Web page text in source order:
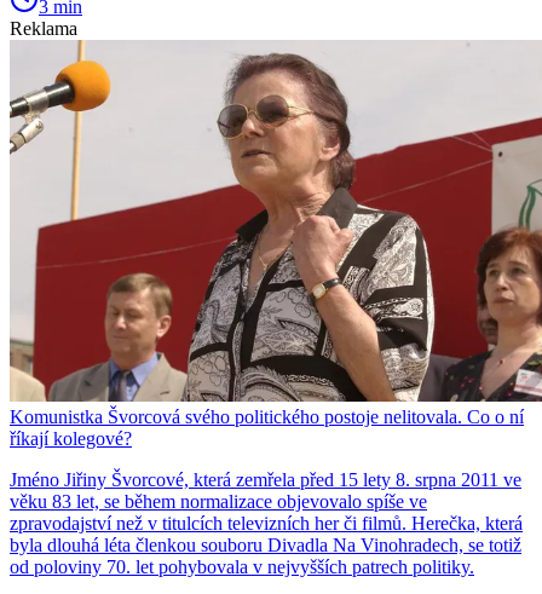
3 min
Reklama
Komunistka Švorcová svého politického postoje nelitovala. Co o ní
říkají kolegové?
Jméno Jiřiny Švorcové, která zemřela před 15 lety 8. srpna 2011 ve
věku 83 let, se během normalizace objevovalo spíše ve
zpravodajství než v titulcích televizních her či filmů. Herečka, která
byla dlouhá léta členkou souboru Divadla Na Vinohradech, se totiž
od poloviny 70. let pohybovala v nejvyšších patrech politiky.